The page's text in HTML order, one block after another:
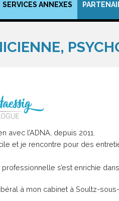
SERVICES ANNEXES
avec l’ADNA, depuis 2011.
et je rencontre pour des
s’est enrichie
à mon cabinet à Soultz-